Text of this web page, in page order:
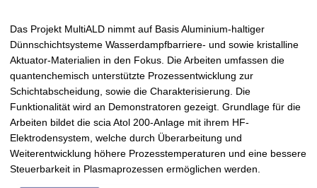
Das Projekt MultiALD nimmt auf Basis Aluminium-haltiger
Dünnschichtsysteme Wasserdampfbarriere- und sowie kristalline
Aktuator-Materialien in den Fokus. Die Arbeiten umfassen die
quantenchemisch unterstützte Prozessentwicklung zur
Schichtabscheidung, sowie die Charakterisierung. Die
Funktionalität wird an Demonstratoren gezeigt. Grundlage für die
Arbeiten bildet die scia Atol 200-Anlage mit ihrem HF-
Elektrodensystem, welche durch Überarbeitung und
Weiterentwicklung höhere Prozesstemperaturen und eine bessere
Steuerbarkeit in Plasmaprozessen ermöglichen werden.